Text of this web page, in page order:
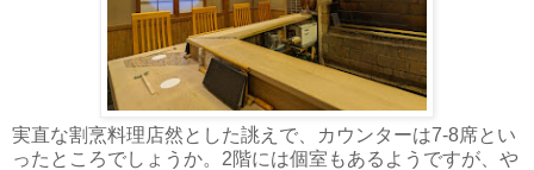
実直な割烹料理店然とした誂えで、カウンターは7-8席とい
ったところでしょうか。2階には個室もあるようですが、や